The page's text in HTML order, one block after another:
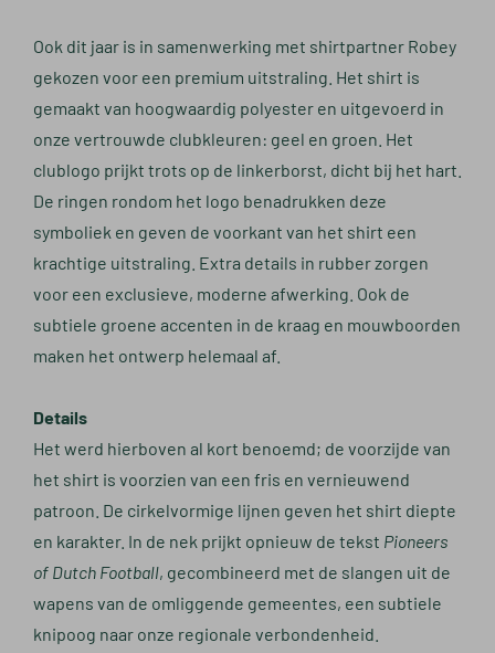
Ook dit jaar is in samenwerking met shirtpartner Robey
gekozen voor een premium uitstraling. Het shirt is
gemaakt van hoogwaardig polyester en uitgevoerd in
onze vertrouwde clubkleuren: geel en groen. Het
clublogo prijkt trots op de linkerborst, dicht bij het hart.
De ringen rondom het logo benadrukken deze
symboliek en geven de voorkant van het shirt een
krachtige uitstraling. Extra details in rubber zorgen
voor een exclusieve, moderne afwerking. Ook de
subtiele groene accenten in de kraag en mouwboorden
maken het ontwerp helemaal af.
Details
Het werd hierboven al kort benoemd; de voorzijde van
het shirt is voorzien van een fris en vernieuwend
patroon. De cirkelvormige lijnen geven het shirt diepte
en karakter. In de nek prijkt opnieuw de tekst Pioneers
of Dutch Football, gecombineerd met de slangen uit de
wapens van de omliggende gemeentes, een subtiele
knipoog naar onze regionale verbondenheid.